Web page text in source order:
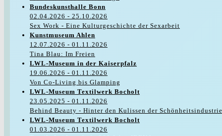
Bundeskunsthalle Bonn
02.04.2026 - 25.10.2026
Sex Work - Eine Kulturgeschichte der Sexarbeit
Kunstmuseum Ahlen
12.07.2026 - 01.11.2026
Tina Blau: Im Freien
LWL-Museum in der Kaiserpfalz
19.06.2026 - 01.11.2026
Von Co-Living bis Glamping
LWL-Museum Textilwerk Bocholt
23.05.2025 - 01.11.2026
Behind Beauty - Hinter den Kulissen der Schönheitsindustrie
LWL-Museum Textilwerk Bocholt
01.03.2026 - 01.11.2026